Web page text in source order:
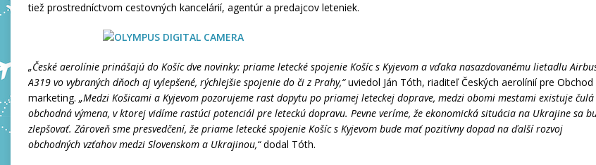
tiež prostredníctvom cestovných kancelárií, agentúr a predajcov leteniek.
„České aerolínie prinášajú do Košíc dve novinky: priame letecké spojenie Košíc s Kyjevom a vďaka nasazdovanému lietadlu
A319 vo vybraných dňoch aj vylepšené, rýchlejšie spojenie do či z Prahy,“uviedol Ján Tóth, riaditeľ Českých aerolínií pre Obchod
marketing. „Medzi Košicami a Kyjevom pozorujeme rast dopytu po priamej leteckej doprave, medzi obomi mestami existuje čulá
obchodná výmena, v ktorej vidíme rastúci potenciál pre leteckú dopravu. Pevne veríme, že ekonomická situácia na Ukrajine sa
zlepšovať. Zároveň sme presvedčení, že priame letecké spojenie Košíc s Kyjevom bude mať pozitívny dopad na ďalší rozvoj
obchodných vzťahov medzi Slovenskom a Ukrajinou,“dodal Tóth.